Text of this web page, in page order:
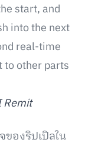
start, and
into the next
real-time
to other parts
องริปเปิลใน